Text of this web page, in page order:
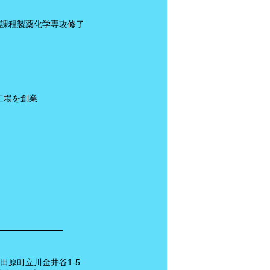
程製薬化学専攻修了
場を創業
原町立川金井谷1-5